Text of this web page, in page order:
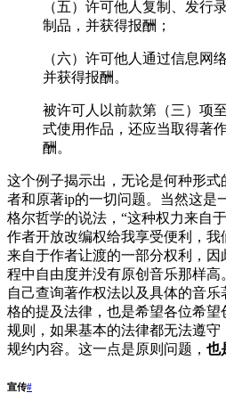
（五）许可他人复制、发行
制品，并获得报酬；
（六）许可他人通过信息网
并获得报酬。
被许可人以前款第（三）项
式使用作品，还应当取得著
酬。
这个例子揭示出，无论是何种形
者和原著ip的一切问题。当然这是
格尔哲学的说法，“这种权力来自
作者开放改编权给我享受便利，
来自于作者让渡的一部分权利，
程中自由度并没有原创音乐那样
自己查询著作权法以及具体的音
格的提及法律，也是希望各位希
规则，如果基本的法律都无法遵
规约内容。这一点是原则问题， 也
宣传#